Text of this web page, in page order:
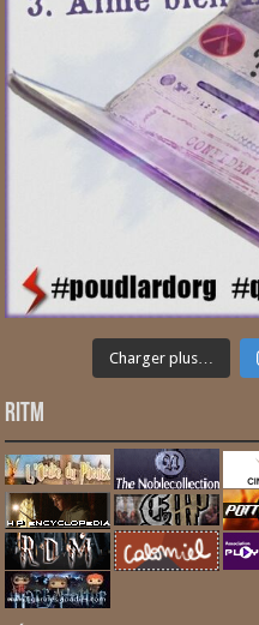
Charger plus…
RITM